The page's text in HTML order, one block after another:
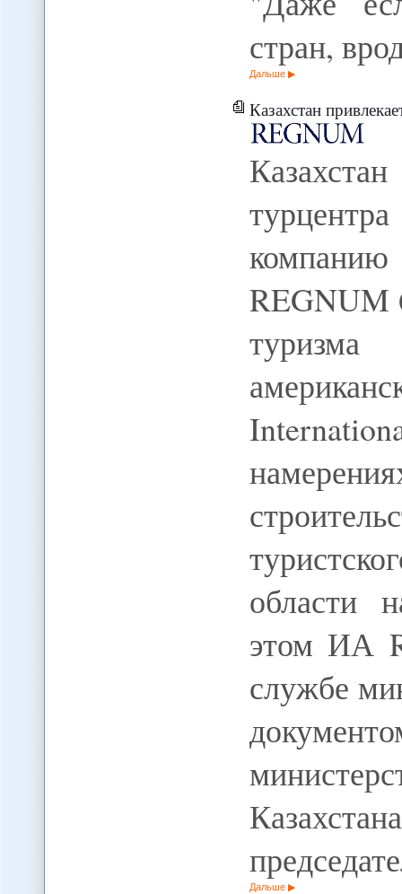
стран,
Дальше
Казахстан привлекает
REGNUM
области
этом ИА
службе
Дальше